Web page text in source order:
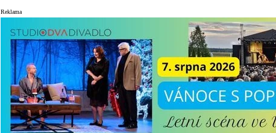
Reklama